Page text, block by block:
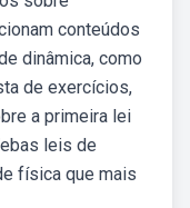
conteúdos
dinâmica, como
de exercícios,
a primeira lei
leis de
física que mais